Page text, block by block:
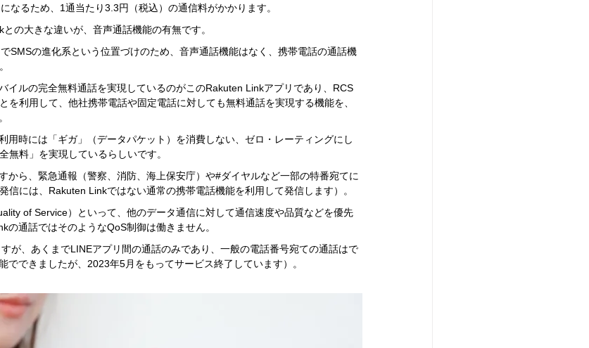
なるため、1通当たり3.3円（税込）の通信料がかかります。
の大きな違いが、音声通話機能の有無です。
SMSの進化系という位置づけのため、音声通話機能はなく、携帯電話の通話機
イルの完全無料通話を実現しているのがこのRakuten Linkアプリであり、RCS
を利用して、他社携帯電話や固定電話に対しても無料通話を実現する機能を、
用時には「ギガ」（データパケット）を消費しない、ゼロ・レーティングにし
無料」を実現しているらしいです。
から、緊急通報（警察、消防、海上保安庁）や#ダイヤルなど一部の特番宛てに
信には、Rakuten Linkではない通常の携帯電話機能を利用して発信します）。
of Service）といって、他のデータ通信に対して通信速度や品質などを優先
の通話ではそのようなQoS制御は働きません。
が、あくまでLINEアプリ間の通話のみであり、一般の電話番号宛ての通話はで
でできましたが、2023年5月をもってサービス終了しています）。